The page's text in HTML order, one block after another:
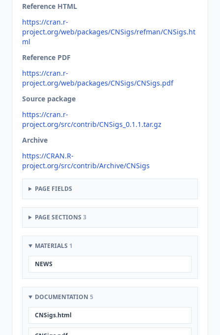
Reference HTML
https://cran.r-
project.org/web/packages/CNSigs/refman/CNSigs.ht
ml
Reference PDF
https://cran.r-
project.org/web/packages/CNSigs/CNSigs.pdf
Source package
https://cran.r-
project.org/src/contrib/CNSigs_0.1.1.tar.gz
Archive
https://CRAN.R-
project.org/src/contrib/Archive/CNSigs
PAGE FIELDS
PAGE SECTIONS 3
MATERIALS 1
NEWS
DOCUMENTATION 5
CNSigs.html